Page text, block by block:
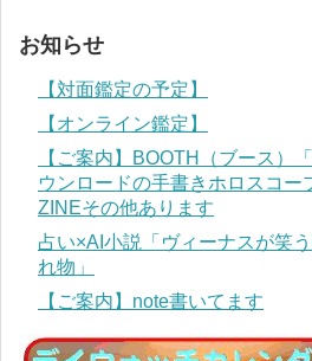
お知らせ
【対面鑑定の予定】
【オンライン鑑定】
【ご案内】BOOTH（ブース）
ウンロードの手書きホロスコー
ZINEその他あります
占い×AI小説「ヴィーナスが笑
れ物」
【ご案内】note書いてます